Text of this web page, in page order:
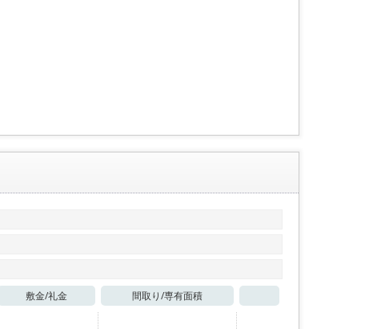
敷金/礼金 間取り/専有面積